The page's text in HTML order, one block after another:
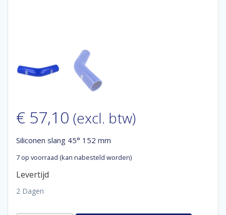
€ 57,10 (excl. btw)
Siliconen slang 45° 152 mm
7 op voorraad (kan nabesteld worden)
Levertijd
2 Dagen